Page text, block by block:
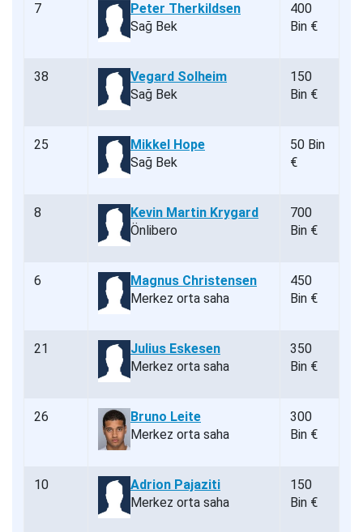
7
Peter Therkildsen
Sağ Bek
400
Bin €
38
Vegard Solheim
Sağ Bek
150
Bin €
25
Mikkel Hope
Sağ Bek
50 Bin
€
8
Kevin Martin Krygard
Önlibero
700
Bin €
6
Magnus Christensen
Merkez orta saha
450
Bin €
21
Julius Eskesen
Merkez orta saha
350
Bin €
26
Bruno Leite
Merkez orta saha
300
Bin €
10
Adrion Pajaziti
Merkez orta saha
150
Bin €